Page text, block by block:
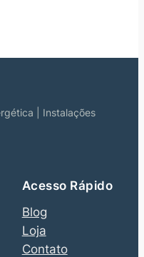
| Instalações
Acesso Rápido
Blog
Loja
Contato